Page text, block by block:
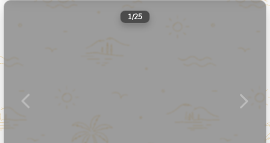
1/25